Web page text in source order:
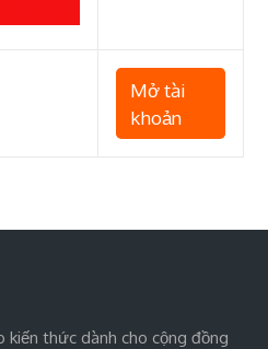
Mở tài
khoản
kiến thức dành cho cộng đồng